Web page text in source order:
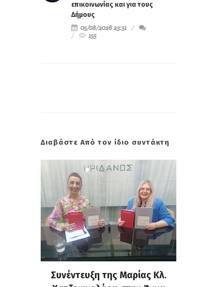
επικοινωνίας και για τους
Δήμους
05/08/2026 23:51
155
Διαβάστε Από τον ίδιο συντάκτη
Συνέντευξη της Μαρίας Κλ.